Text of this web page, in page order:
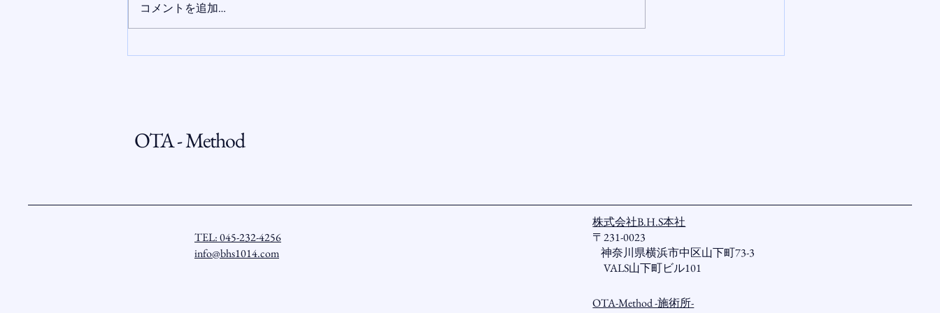
コメントを追加…
OTA - Method
TEL: 045-232-4256
info@bhs1014.com
株式会社B.H.S本社
〒231-0023
神奈川県横浜市中区山下町73-3
VALS山下町ビル101
OTA-Method -施術所-​